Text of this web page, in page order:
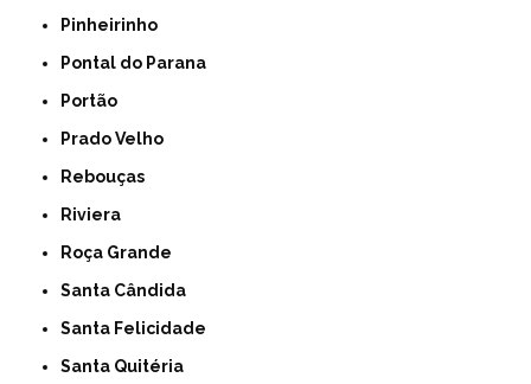
Pinheirinho
Pontal do Parana
Portão
Prado Velho
Rebouças
Riviera
Roça Grande
Santa Cândida
Santa Felicidade
Santa Quitéria